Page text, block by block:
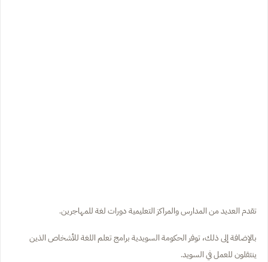
تقدم العديد من المدارس والمراكز التعليمية دورات لغة للمهاجرين.
بالإضافة إلى ذلك، توفر الحكومة السويدية برامج تعلم اللغة للأشخاص الذين
ينتقلون للعمل في السويد.